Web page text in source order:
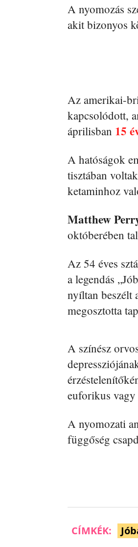
A nyomozás
akit bizonyos
Az amerikai-
kapcsolódott,
áprilisban 15
A hatóságok
tisztában
ketaminhoz
Matthew
októberében
Az 54 éves
a legendás
nyíltan beszélt
megosztotta
A színész
euforikus
A nyomozati
függőség
CÍMKÉK: